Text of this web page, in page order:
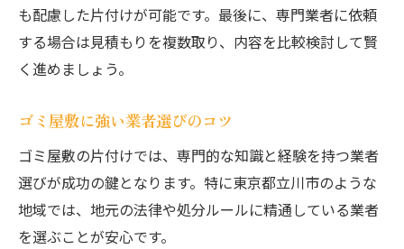
効率良く整理するための費用節約ポイント
ゴミ屋敷片付けで費用を抑える分別法
セルフ整理と業者依頼の費用比較ポイント
効率良い片付けスケジュールの立て方
ゴミ屋敷片付け費用を下げる見積もり術
費用が気になる方へゴミ屋敷片付けの基礎知識
ゴミ屋敷片付け費用の基本を徹底解説
も配慮した片付けが可能です。最後に、専門業者に依頼
する場合は見積もりを複数取り、内容を比較検討して賢
く進めましょう。
ゴミ屋敷に強い業者選びのコツ
ゴミ屋敷の片付けでは、専門的な知識と経験を持つ業者
選びが成功の鍵となります。特に東京都立川市のような
地域では、地元の法律や処分ルールに精通している業者
を選ぶことが安心です。